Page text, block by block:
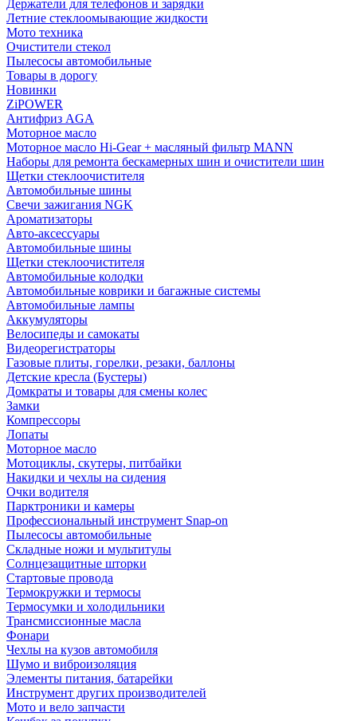
Держатели для телефонов и зарядки
Летние стеклоомывающие жидкости
Мото техника
Очистители стекол
Пылесосы автомобильные
Товары в дорогу
Новинки
ZiPOWER
Антифриз AGA
Моторное масло
Моторное масло Hi-Gear + масляный фильтр MANN
Наборы для ремонта бескамерных шин и очистители шин
Щетки стеклоочистителя
Автомобильные шины
Свечи зажигания NGK
Ароматизаторы
Авто-аксессуары
Автомобильные шины
Щетки стеклоочистителя
Автомобильные колодки
Автомобильные коврики и багажные системы
Автомобильные лампы
Аккумуляторы
Велосипеды и самокаты
Видеорегистраторы
Газовые плиты, горелки, резаки, баллоны
Детские кресла (Бустеры)
Домкраты и товары для смены колес
Замки
Компрессоры
Лопаты
Моторное масло
Мотоциклы, скутеры, питбайки
Накидки и чехлы на сидения
Очки водителя
Парктроники и камеры
Профессиональный инструмент Snap-on
Пылесосы автомобильные
Складные ножи и мультитулы
Солнцезащитные шторки
Стартовые провода
Термокружки и термосы
Термосумки и холодильники
Трансмиссионные масла
Фонари
Чехлы на кузов автомобиля
Шумо и виброизоляция
Элементы питания, батарейки
Инструмент других производителей
Мото и вело запчасти